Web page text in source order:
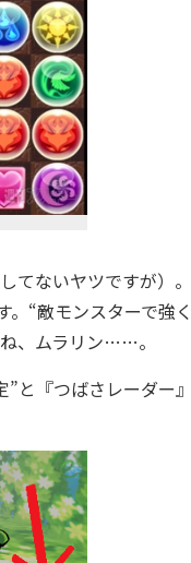
ないヤツですが）。
“敵モンスターで強
、ムラリン……。
と『つばさレーダー